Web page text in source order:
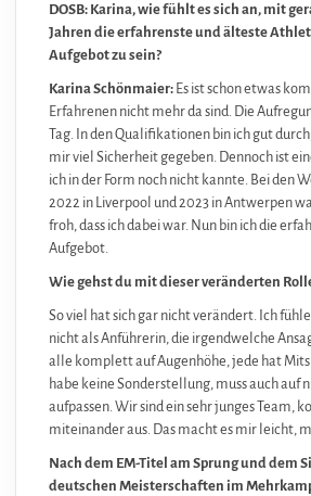
DOSB: Karina, wie fühlt es sich an, mit
Jahren die erfahrenste und älteste
Aufgebot zu sein?
Karina Schönmaier: Es ist schon etwas
Erfahrenen nicht mehr da sind. Die
Tag. In den Qualifikationen bin ich gut
mir viel Sicherheit gegeben. Dennoch ist
ich in der Form noch nicht kannte. Bei den
2022 in Liverpool und 2023 in Antwerpen
froh, dass ich dabei war. Nun bin ich die
Aufgebot.
Wie gehst du mit dieser veränderten
So viel hat sich gar nicht verändert. Ich
nicht als Anführerin, die irgendwelche
alle komplett auf Augenhöhe, jede hat
habe keine Sonderstellung, muss auch auf
aufpassen. Wir sind ein sehr junges Team,
miteinander aus. Das macht es mir leicht,
Nach dem EM-Titel am Sprung und dem
deutschen Meisterschaften im